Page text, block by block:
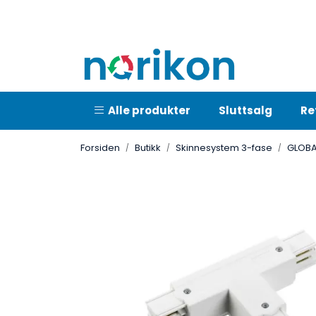
Alle produkter Sluttsalg
Forsiden Butikk Skinnesystem 3-fase